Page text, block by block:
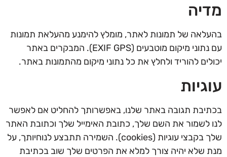
מדיה
בהעלאה של תמונות לאתר, מומלץ להימנע מהעלאת תמונות
עם נתוני מיקום מוטבעים (EXIF GPS). המבקרים באתר
יכולים להוריד ולחלץ את כל נתוני מיקום מהתמונות באתר.
עוגיות
בכתיבת תגובה באתר שלנו, באפשרותך להחליט אם לאפשר
לנו לשמור את השם שלך, כתובת האימייל שלך וכתובת האתר
שלך בקבצי עוגיות (cookies). השמירה תתבצע לנוחיותך, על
מנת שלא יהיה צורך למלא את הפרטים שלך שוב בכתיבת